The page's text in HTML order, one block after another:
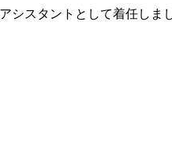
シスタントとして着任しま